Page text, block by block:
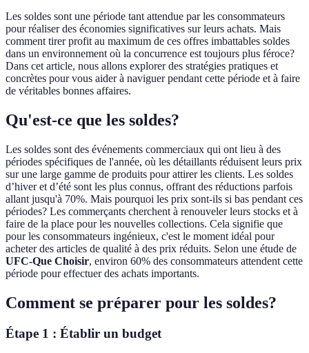
Les soldes sont une période tant attendue par les consommateurs
pour réaliser des économies significatives sur leurs achats. Mais
comment tirer profit au maximum de ces offres imbattables soldes
dans un environnement où la concurrence est toujours plus féroce?
Dans cet article, nous allons explorer des stratégies pratiques et
concrètes pour vous aider à naviguer pendant cette période et à faire
de véritables bonnes affaires.
Qu'est-ce que les soldes?
Les soldes sont des événements commerciaux qui ont lieu à des
périodes spécifiques de l'année, où les détaillants réduisent leurs prix
sur une large gamme de produits pour attirer les clients. Les soldes
d’hiver et d’été sont les plus connus, offrant des réductions parfois
allant jusqu'à 70%. Mais pourquoi les prix sont-ils si bas pendant ces
périodes? Les commerçants cherchent à renouveler leurs stocks et à
faire de la place pour les nouvelles collections. Cela signifie que
pour les consommateurs ingénieux, c'est le moment idéal pour
acheter des articles de qualité à des prix réduits. Selon une étude de
UFC-Que Choisir, environ 60% des consommateurs attendent cette
période pour effectuer des achats importants.
Comment se préparer pour les soldes?
Étape 1 : Établir un budget